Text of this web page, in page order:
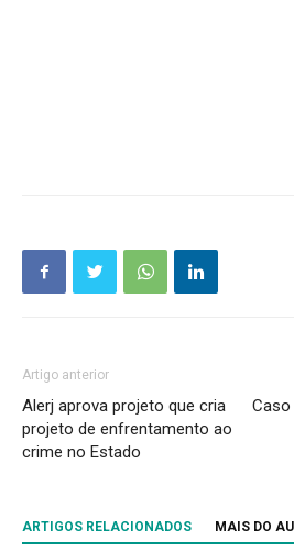
Artigo anterior
Alerj aprova projeto que cria
projeto de enfrentamento ao
crime no Estado
Caso
ARTIGOS RELACIONADOS MAIS DO